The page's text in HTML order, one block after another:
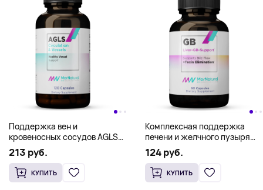
С & Биофлавоноиды -
MorNatural 90 капсул
КУПИТЬ
Витамин D3
мицеллированный/VitaMN D3
Micellized - MorNatural 400 IU
1 oz (30 ml)
КУПИТЬ